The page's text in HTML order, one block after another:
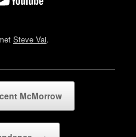
Steve Vai.
McMorrow